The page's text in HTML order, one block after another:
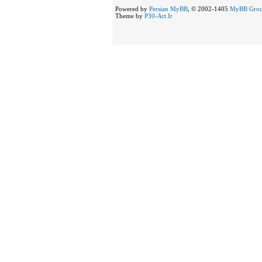
Powered by Persian MyBB , © 2002-1405 MyBB
Theme by P30-Art.Ir